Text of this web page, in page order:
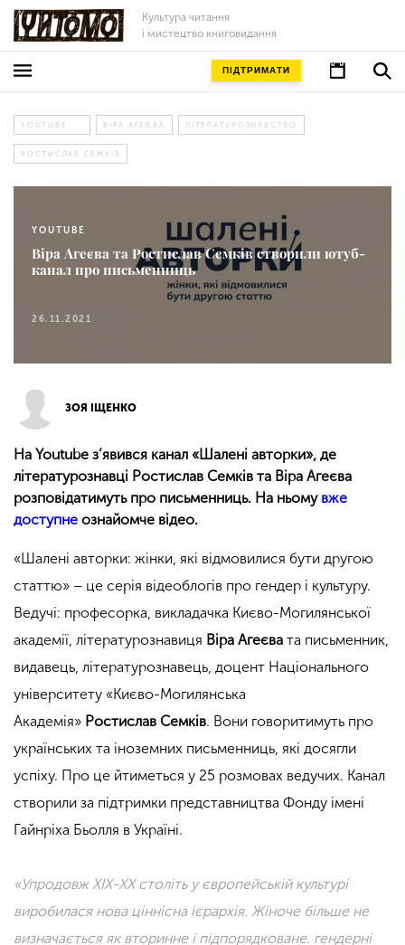
Культура читання
і мистецтво книговидання
ПІДТРИМАТИ
YOUTUBE ВІРА АГЕЄВА ЛІТЕРАТУРОЗНАВСТВО
РОСТИСЛАВ СЕМКІВ
YOUTUBE
Віра Агеєва та Ростислав Семків створили ютуб-
канал про письменниць
26.11.2021
ЗОЯ ІЩЕНКО
На Youtube з’явився канал «Шалені авторки», де
літературознавці Ростислав Семків та Віра Агеєва
розповідатимуть про письменниць. На ньому вже
доступне ознайомче відео.
«Шалені авторки: жінки, які відмовилися бути другою
статтю» – це серія відеоблогів про гендер і культуру.
Ведучі: професорка, викладачка Києво-Могилянської
академії, літературознавиця Віра Агеєва та письменник,
видавець, літературознавець, доцент Національного
університету «Києво-Могилянська
Академія» Ростислав Семків. Вони говоритимуть про
українських та іноземних письменниць, які досягли
успіху. Про це йтиметься у 25 розмовах ведучих. Канал
створили за підтримки представництва Фонду імені
Гайнріха Бьолля в Україні.
«Упродовж ХІХ-ХХ століть у європейській культурі
виробилася нова ціннісна ієрархія. Жіноче більше не
визначається як вторинне і підпорядковане. гендерні